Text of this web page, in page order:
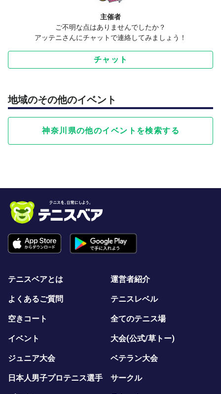
❌他サークルへのスカウト、ナンパ、ネットワークビジネ
ス等の勧誘を目的としたご参加はご遠慮下さい
主催者
ご不明な点はありませんでしたか？
アッテニさんにチャットで連絡してみましょう！
チャット
地域のその他のイベント
神奈川県の他のイベントを検索する
テニスベアとは 運営者紹介
よくあるご質問 テニスレベル
空きコート 全てのテニス場
イベント 大会(公式/草トー)
ジュニア大会 ベテラン大会
日本人男子プロテニス選手 サークル